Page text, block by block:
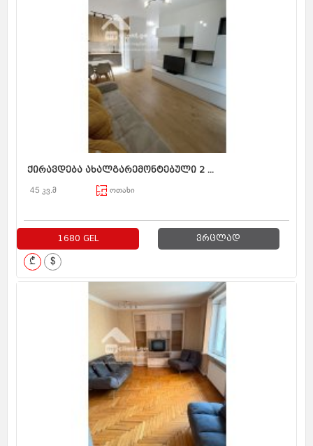
ქირავდება ახალგარემონტებული 2 ...
45 კვ.მ ოთახი
1680 GEL ვრცლად
₾ $